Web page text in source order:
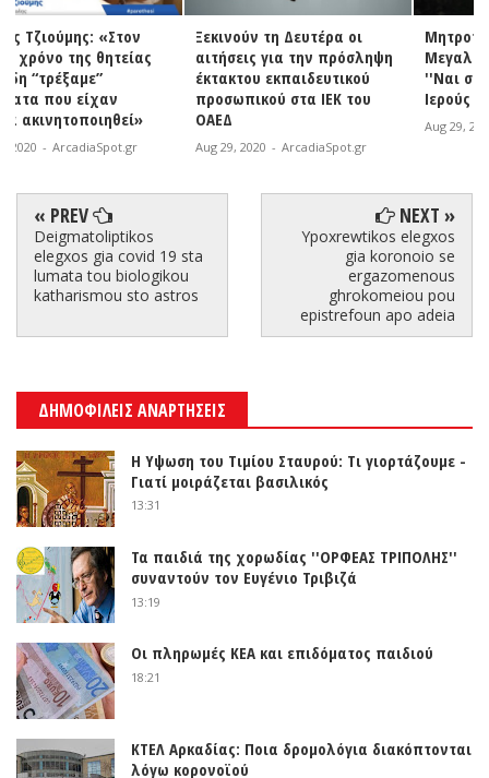
Ξεκινούν τη Δευτέρα οι
αιτήσεις για την πρόσληψη
έκτακτου εκπαιδευτικού
προσωπικού στα ΙΕΚ του
ΟΑΕΔ
Aug 29, 2020 - ArcadiaSpot.gr
Μητροπολίτης Γόρτυνος και
Μεγαλόπολεως Ιερεμίας:
''Ναι στη μάσκα στους
Ιερούς Ναούς''
ArcadiaSpot.gr
« PREV
Deigmatoliptikos
elegxos gia covid 19 sta
lumata tou biologikou
katharismou sto astros
NEXT »
Ypoxrewtikos elegxos
gia koronoio se
ergazomenous
ghrokomeiou pou
epistrefoun apo adeia
ΔΗΜΟΦΙΛΕΙΣ ΑΝΑΡΤΗΣΕΙΣ
Η Υψωση του Τιμίου Σταυρού: Τι γιορτάζουμε -
Γιατί μοιράζεται βασιλικός
13:31
Τα παιδιά της χορωδίας ''ΟΡΦΕΑΣ ΤΡΙΠΟΛΗΣ''
συναντούν τον Ευγένιο Τριβιζά
13:19
Οι πληρωμές ΚΕΑ και επιδόματος παιδιού
18:21
ΚΤΕΛ Αρκαδίας: Ποια δρομολόγια διακόπτονται
λόγω κορονοϊού